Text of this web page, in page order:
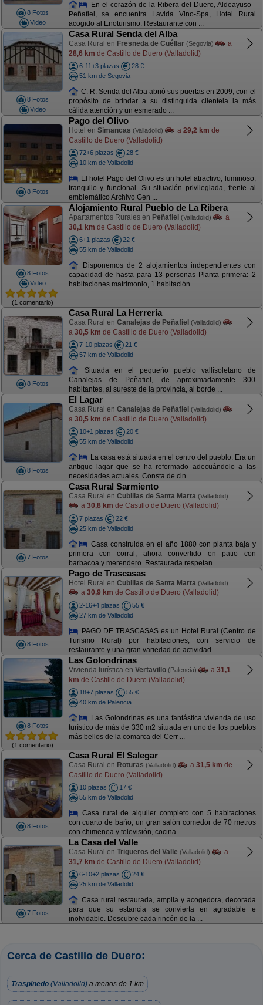
8 Fotos
Video
En el corazón de la Ribera del Duero, Aldeayuso -
Peñafiel, se encuentra Lavida Vino-Spa, Hotel Rural
acogido al Enoturismo. Restaurante con ...
8 Fotos
Video
Casa Rural Senda del Alba
Casa Rural en Fresneda de Cuéllar (Segovia)
a
28,6 km de Castillo de Duero (Valladolid)
6-11+3 plazas
28 €
51 km de Segovia
C. R. Senda del Alba abrió sus puertas en 2009, con el
propósito de brindar a su distinguida clientela la más
cálida atención y un esmerado ...
8 Fotos
Pago del Olivo
Hotel en Simancas (Valladolid) a 29,2 km de
Castillo de Duero (Valladolid)
72+6 plazas
28 €
10 km de Valladolid
El hotel Pago del Olivo es un hotel atractivo, luminoso,
tranquilo y funcional. Su situación privilegiada, frente al
emblemático Archivo Gen ...
8 Fotos
Video
(1 comentario)
Alojamiento Rural Pueblo de La Ribera
Apartamentos Rurales en Peñafiel (Valladolid)
a
30,1 km de Castillo de Duero (Valladolid)
6+1 plazas
22 €
55 km de Valladolid
Disponemos de 2 alojamientos independientes con
capacidad de hasta para 13 personas Planta primera: 2
habitaciones matrimonio, 1 habitación ...
8 Fotos
Casa Rural La Herrería
Casa Rural en Canalejas de Peñafiel (Valladolid)
a 30,5 km de Castillo de Duero (Valladolid)
7-10 plazas
21 €
57 km de Valladolid
Situada en el pequeño pueblo vallisoletano de
Canalejas de Peñafiel, de aproximadamente 300
habitantes, al sureste de la provincia, al borde ...
8 Fotos
El Lagar
Casa Rural en Canalejas de Peñafiel (Valladolid)
a 30,5 km de Castillo de Duero (Valladolid)
10+1 plazas
20 €
55 km de Valladolid
La casa está situada en el centro del pueblo. Era un
antiguo lagar que se ha reformado adecuándolo a las
necesidades actuales. Consta de cin ...
7 Fotos
Casa Rural Sarmiento
Casa Rural en Cubillas de Santa Marta (Valladolid)
a 30,8 km de Castillo de Duero (Valladolid)
7 plazas
22 €
25 km de Valladolid
Casa construida en el año 1880 con planta baja y
primera con corral, ahora convertido en patio con
barbacoa y merendero. Restaurada respetan ...
8 Fotos
Pago de Trascasas
Hotel Rural en Cubillas de Santa Marta (Valladolid)
a 30,9 km de Castillo de Duero (Valladolid)
2-16+4 plazas
55 €
27 km de Valladolid
PAGO DE TRASCASAS es un Hotel Rural (Centro de
Turismo Rural) por habitaciones, con servicio de
restaurante y una gran variedad de actividad ...
8 Fotos
(1 comentario)
Las Golondrinas
Vivienda turística en Vertavillo (Palencia) a 31,1
km de Castillo de Duero (Valladolid)
18+7 plazas
55 €
40 km de Palencia
Las Golondrinas es una fantástica vivienda de uso
turístico de más de 330 m2 situada en uno de los pueblos
más bellos de la comarca del Cerr ...
8 Fotos
Casa Rural El Salegar
Casa Rural en Roturas (Valladolid) a 31,5 km de
Castillo de Duero (Valladolid)
10 plazas
17 €
55 km de Valladolid
Casa rural de alquiler completo con 5 habitaciones
con cuarto de baño, un gran salón comedor de 70 metros
con chimenea y televisión, cocina ...
7 Fotos
La Casa del Valle
Casa Rural en Trigueros del Valle (Valladolid)
a
31,7 km de Castillo de Duero (Valladolid)
6-10+2 plazas
24 €
25 km de Valladolid
Casa rural restaurada, amplia y acogedora, decorada
para que su estancia se convierta en agradable e
inolvidable. Descubre cada rincón de la ...
Cerca de Castillo de Duero:
Traspinedo (Valladolid) a menos de 1 km